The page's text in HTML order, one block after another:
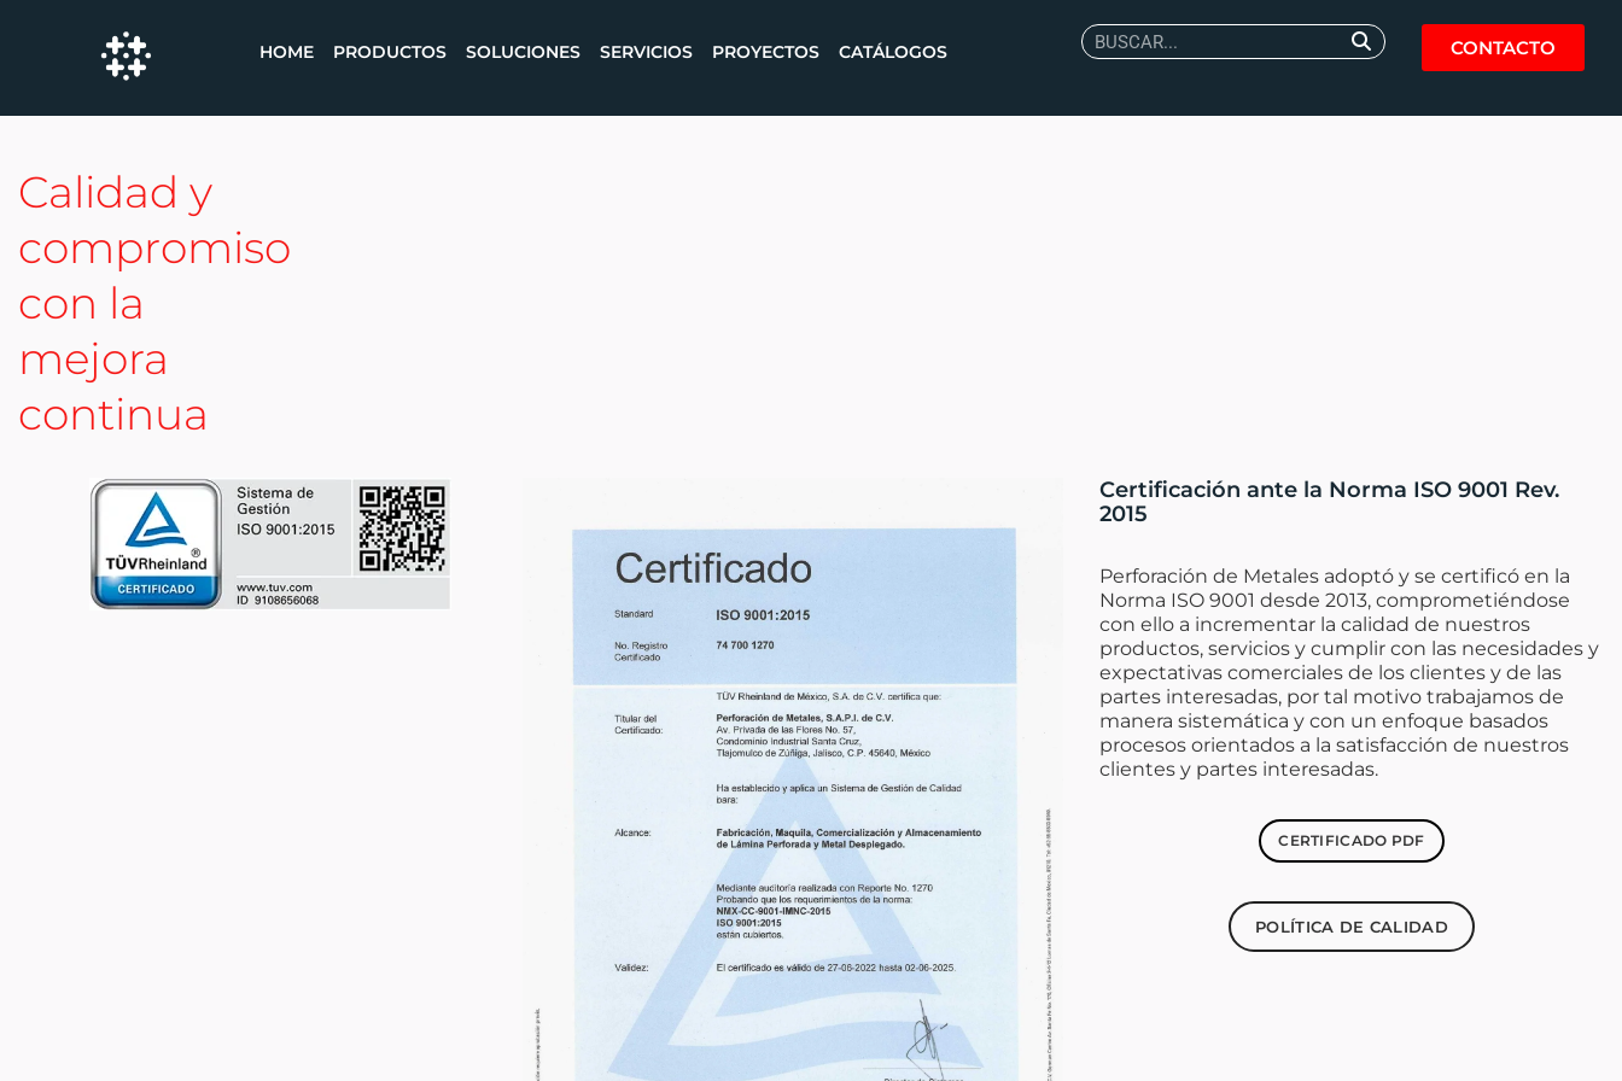
HOME PRODUCTOS SOLUCIONES SERVICIOS PROYECTOS CATÁLOGOS CONTACTO
Calidad y
compromiso
con la
mejora
continua
Certificación ante la Norma ISO 9001 Rev.
2015
Perforación de Metales adoptó y se certificó en la
Norma ISO 9001 desde 2013, comprometiéndose
con ello a incrementar la calidad de nuestros
productos, servicios y cumplir con las necesidades y
expectativas comerciales de los clientes y de las
partes interesadas, por tal motivo trabajamos de
manera sistemática y con un enfoque basados
procesos orientados a la satisfacción de nuestros
clientes y partes interesadas.
CERTIFICADO PDF
POLÍTICA DE CALIDAD